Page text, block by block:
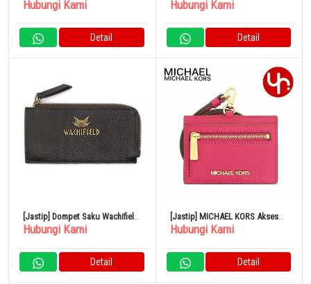
Saiyan 4 Gogeta Original
Hubungi Kami
Detail
Youth (N) 850g
Hubungi Kami
Detail
[Jastip] Dompet Saku Wachifield
Kulit
Hubungi Kami
Detail
[Jastip] MICHAEL KORS Aksesori
Casing Kartu 35S3GTVD3L
Hubungi Kami
Detail